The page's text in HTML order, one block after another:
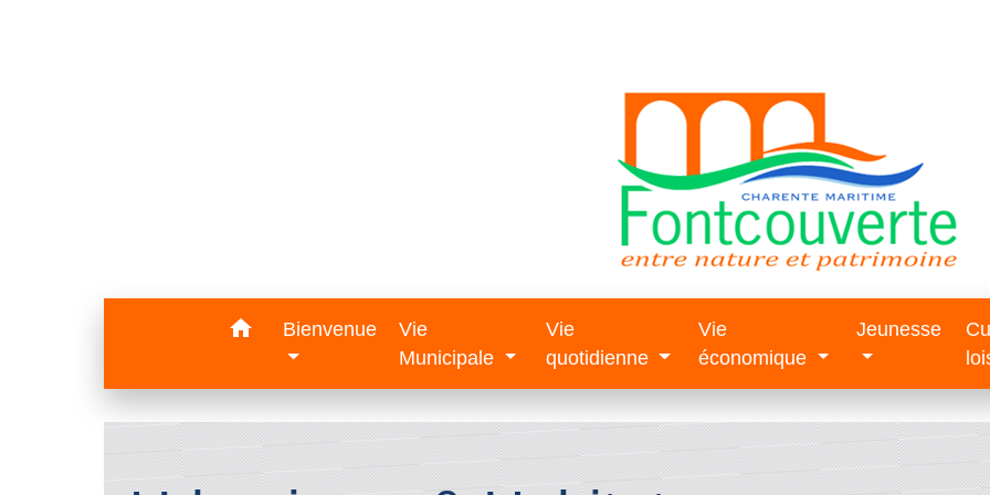
home Bienvenue
Vie
Municipale
Vie
quotidienne
Vie
économique
Jeunesse